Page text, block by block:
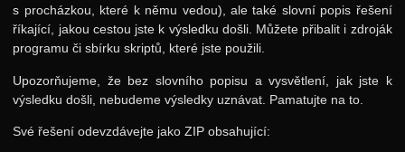
s procházkou, které k němu vedou), ale také slovní popis řešení
říkající, jakou cestou jste k výsledku došli. Můžete přibalit i zdroják
programu či sbírku skriptů, které jste použili.
Upozorňujeme, že bez slovního popisu a vysvětlení, jak jste k
výsledku došli, nebudeme výsledky uznávat. Pamatujte na to.
Své řešení odevzdávejte jako ZIP obsahující: